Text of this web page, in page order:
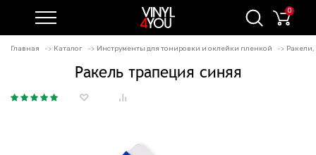
0
Главная Каталог Инструменты для тонировки и оклейки пленкой
Ракель трапеция синяя